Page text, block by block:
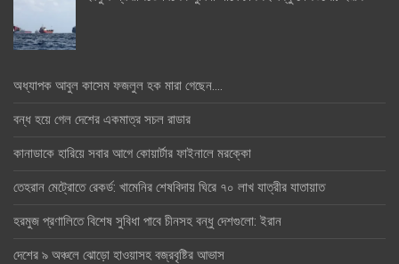
অধ্যাপক আবুল কাসেম ফজলুল হক মারা গেছেন….
বন্ধ হয়ে গেল দেশের একমাত্র সচল রাডার
কানাডাকে হারিয়ে সবার আগে কোয়ার্টার ফাইনালে মরক্কো
তেহরান মেট্রোতে রেকর্ড: খামেনির শেষবিদায় ঘিরে ৭০ লাখ যাত্রীর যাতায়াত
হরমুজ প্রণালিতে বিশেষ সুবিধা পাবে চীনসহ বন্ধু দেশগুলো: ইরান
দেশের ৯ অঞ্চলে ঝোড়ো হাওয়াসহ বজ্রবৃষ্টির আভাস